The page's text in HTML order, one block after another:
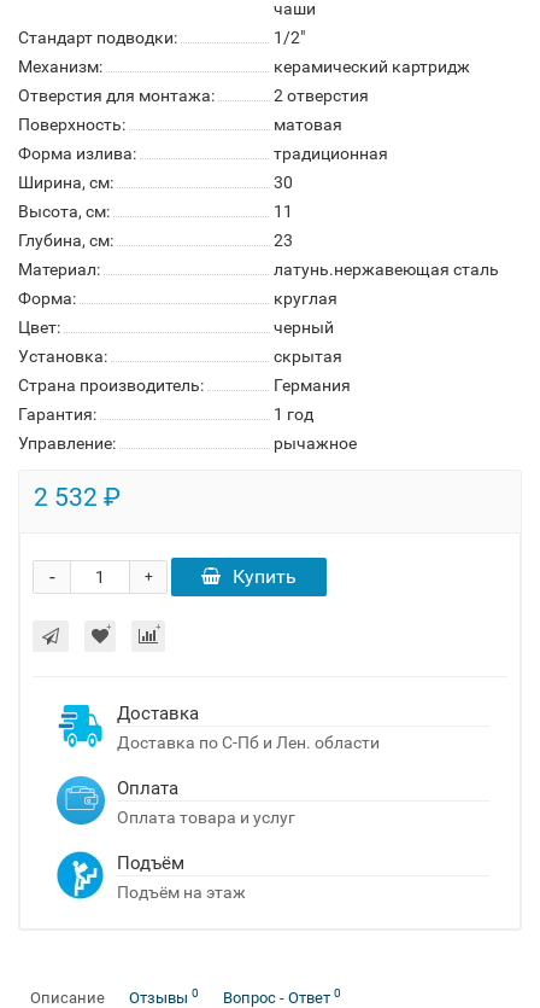
чаши
Стандарт подводки:
1/2"
Механизм:
керамический картридж
Отверстия для монтажа:
2 отверстия
Поверхность:
матовая
Форма излива:
традиционная
Ширина, см:
30
Высота, см:
11
Глубина, см:
23
Материал:
латунь.нержавеющая сталь
Форма:
круглая
Цвет:
черный
Установка:
скрытая
Страна производитель:
Германия
Гарантия:
1 год
Управление:
рычажное
2 532 ₽
+
- Купить
Доставка
Доставка по С-Пб и Лен. области
Оплата
Оплата товара и услуг
Подъём
Подъём на этаж
Описание Отзывы 0 Вопрос - Ответ 0